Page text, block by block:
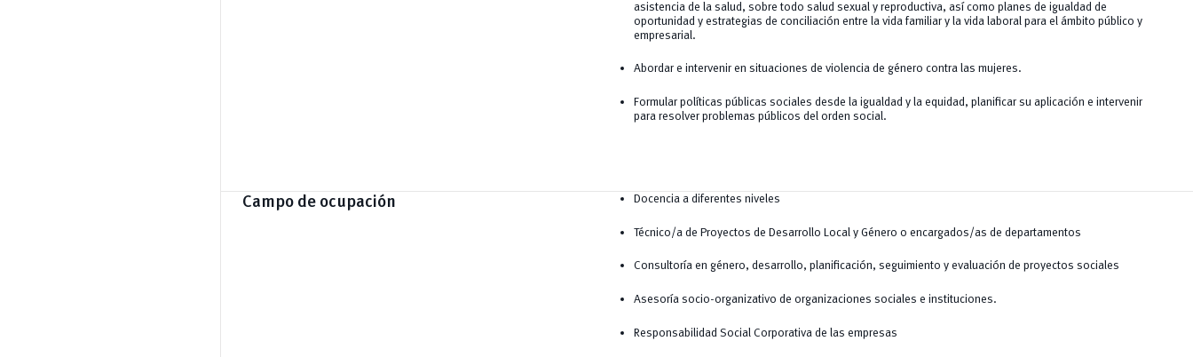
asistencia de la salud, sobre todo salud sexual y reproductiva, así como planes de igualdad de
oportunidad y estrategias de conciliación entre la vida familiar y la vida laboral para el ámbito público y
empresarial.
Abordar e intervenir en situaciones de violencia de género contra las mujeres.
Formular políticas públicas sociales desde la igualdad y la equidad, planificar su aplicación e intervenir
para resolver problemas públicos del orden social.
Campo de ocupación Docencia a diferentes niveles
Técnico/a de Proyectos de Desarrollo Local y Género o encargados/as de departamentos
Consultoría en género, desarrollo, planificación, seguimiento y evaluación de proyectos sociales
Asesoría socio-organizativo de organizaciones sociales e instituciones.
Responsabilidad Social Corporativa de las empresas